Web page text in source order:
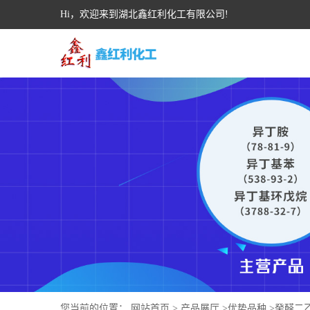
Hi，欢迎来到湖北鑫红利化工有限公司!